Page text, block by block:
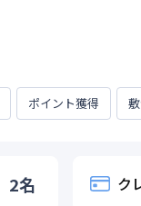
ポイント獲得
2名 ク